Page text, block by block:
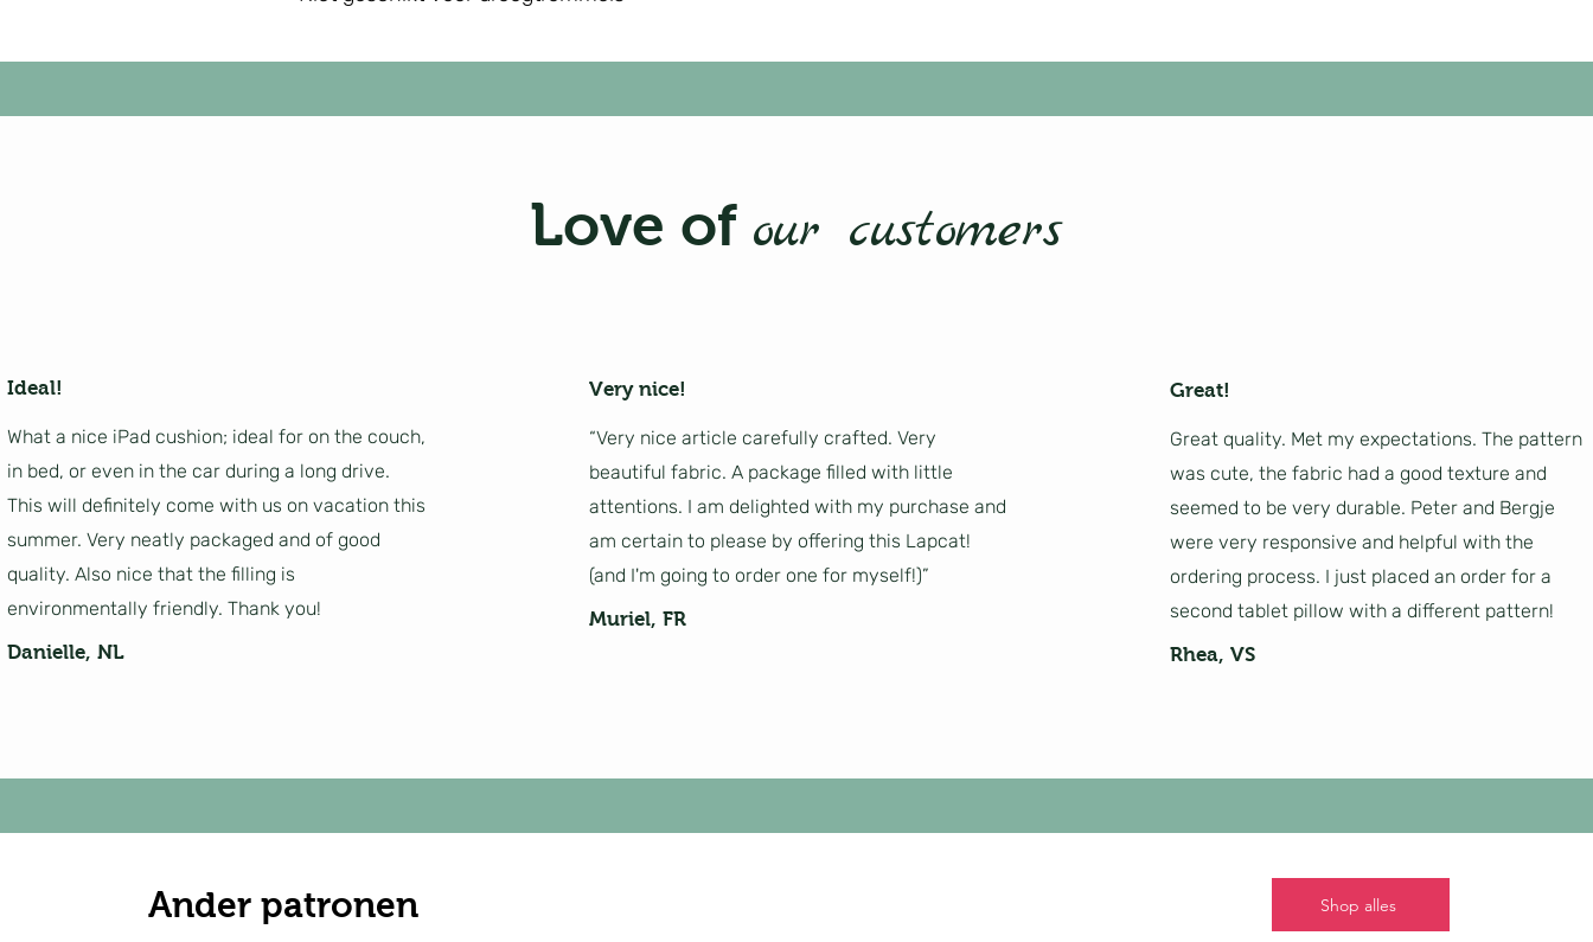
Love of our customers
Ideal!
What a nice iPad cushion; ideal for on the couch,
in bed, or even in the car during a long drive.
This will definitely come with us on vacation this
summer. Very neatly packaged and of good
quality. Also nice that the filling is
environmentally friendly. Thank you!
Danielle, NL
Very nice!
“Very nice article carefully crafted. Very
beautiful fabric. A package filled with little
attentions. I am delighted with my purchase and
am certain to please by offering this Lapcat!
(and I'm going to order one for myself!)”
Muriel, FR
Great!
Great quality. Met my expectations. The pattern
was cute, the fabric had a good texture and
seemed to be very durable. Peter and Bergje
were very responsive and helpful with the
ordering process. I just placed an order for a
second tablet pillow with a different pattern!
Rhea, VS
Ander patronen Shop alles